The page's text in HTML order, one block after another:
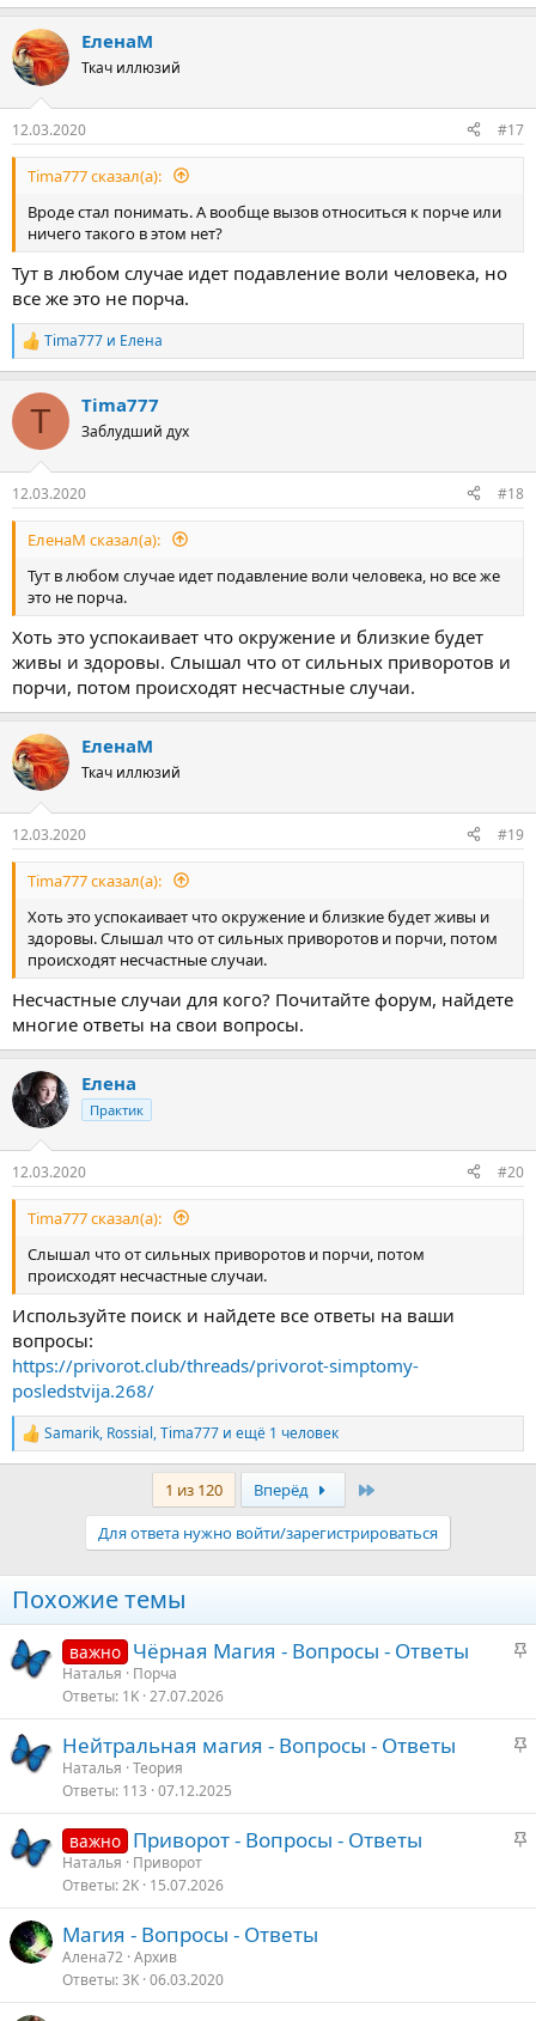
ЕленаМ
Ткач иллюзий
12.03.2020 #17
Tima777 сказал(а):
Вроде стал понимать. А вообще вызов относиться к порче или
ничего такого в этом нет?
Тут в любом случае идет подавление воли человека, но
все же это не порча.
Р
е
к
и
Tima777 и Елена
T Tima777
Заблудший дух
12.03.2020 #18
ЕленаМ сказал(а):
Тут в любом случае идет подавление воли человека, но все же
это не порча.
Хоть это успокаивает что окружение и близкие будет
живы и здоровы. Слышал что от сильных приворотов и
порчи, потом происходят несчастные случаи.
ЕленаМ
Ткач иллюзий
12.03.2020 #19
Tima777 сказал(а):
Хоть это успокаивает что окружение и близкие будет живы и
здоровы. Слышал что от сильных приворотов и порчи, потом
происходят несчастные случаи.
Несчастные случаи для кого? Почитайте форум, найдете
многие ответы на свои вопросы.
Елена
Практик
12.03.2020 #20
Tima777 сказал(а):
Слышал что от сильных приворотов и порчи, потом
происходят несчастные случаи.
Используйте поиск и найдете все ответы на ваши
вопросы:
https://privorot.club/threads/privorot-simptomy-
posledstvija.268/
Р
е
:
Samarik, Rossial,Tima777 и ещё 1 человек
1 из 120 Вперёд
Для ответа нужно войти/зарегистрироваться
Похожие темы
З
р
е
н
важно Чёрная Магия - Вопросы - Ответы
Наталья
Порча
Ответы 1K 27.07.2026
З
р
е
Нейтральная магия - Вопросы - Ответы
Наталья Теория
Ответы 113 07.12.2025
З
р
важно Приворот - Вопросы - Ответы
Наталья
Приворот
Ответы 2K 15.07.2026
Магия - Вопросы - Ответы
Алена72 Архив
Ответы 3K 06.03.2020